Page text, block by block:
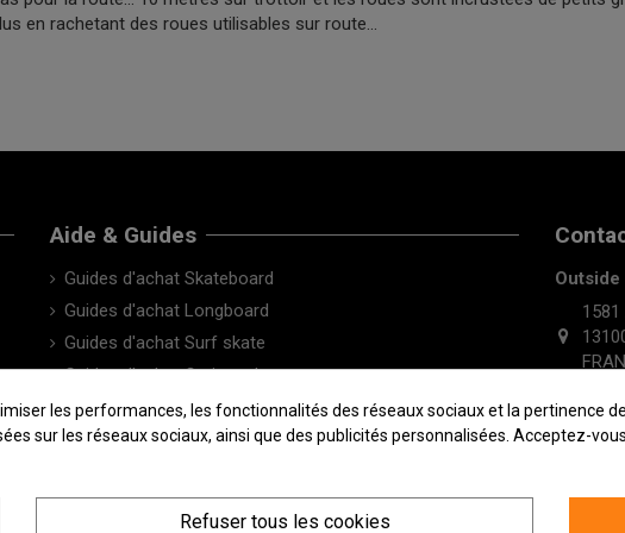
en rachetant des roues utilisables sur route...
Aide & Guides
Guides d'achat Skateboard
Guides d'achat Longboard
Guides d'achat Surf skate
Guides d'achat Cruiser skate
Le Blog
Outside
1581
les performances, les fonctionnalités des réseaux sociaux et la pertinence
sur les réseaux sociaux, ainsi que des publicités personnalisées. Acceptez-
Refuser tous les cookies